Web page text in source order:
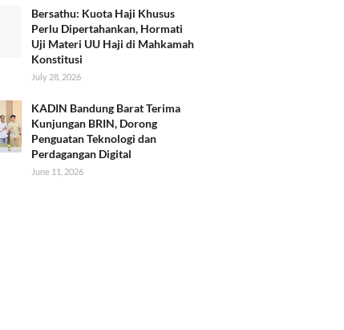
Bersathu: Kuota Haji Khusus
Perlu Dipertahankan, Hormati
Uji Materi UU Haji di Mahkamah
Konstitusi
July 28, 2026
KADIN Bandung Barat Terima
Kunjungan BRIN, Dorong
Penguatan Teknologi dan
Perdagangan Digital
June 11, 2026